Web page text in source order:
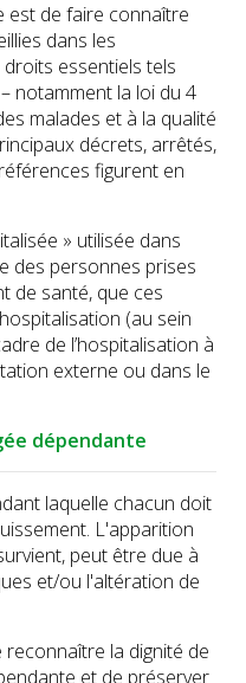
est de faire connaître
dans les
essentiels tels
notamment la loi du 4
malades et à la qualité
décrets, arrêtés,
figurent en
» utilisée dans
des personnes prises
de santé, que ces
(au sein
de l’hospitalisation à
externe ou dans le
dépendante
laquelle chacun doit
L'apparition
peut être due à
et/ou l'altération de
la dignité de
et de préserver